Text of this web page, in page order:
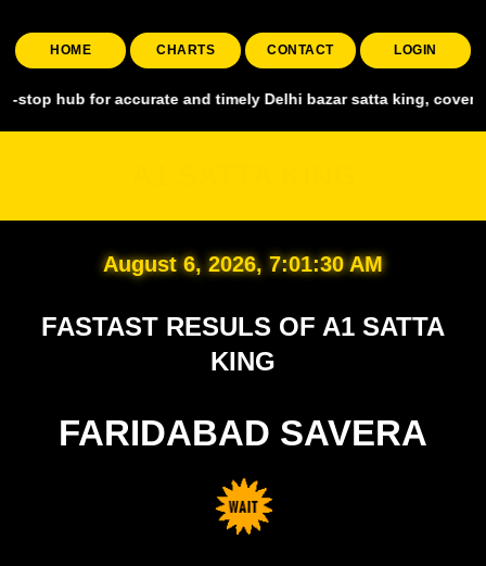
HOME CHARTS CONTACT LOGIN
for accurate and timely Delhi bazar satta king, covering all
August 6, 2026, 7:01:32 AM
FASTAST RESULS OF A1 SATTA
KING
FARIDABAD SAVERA